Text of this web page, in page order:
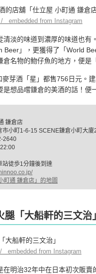
embedded from Instagram
清淡的味道到濃厚的味道也
Beer」，更獲得了「World
倉名物的魩仔魚的地方，便是
芽酒「星」都售756日元。
是想品嚐鎌倉的美酒的話！便
鎌倉店
市小町1-6-15 SCENE鎌倉小町大廈
2640
站徒歩1分鐘後到達
町通 鎌倉店」的地圖
「大船軒的三文治」
embedded from Instagram
在明治32年中在日本初次販